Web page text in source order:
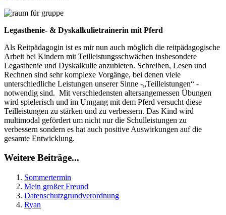
Legasthenie- & Dyskalkulietrainerin mit Pferd
Als Reitpädagogin ist es mir nun auch möglich die reitpädagogische
Arbeit bei Kindern mit Teilleistungsschwächen insbesondere
Legasthenie und Dyskalkulie anzubieten. Schreiben, Lesen und
Rechnen sind sehr komplexe Vorgänge, bei denen viele
unterschiedliche Leistungen unserer Sinne -„Teilleistungen“ -
notwendig sind. Mit verschiedensten altersangemessen Übungen
wird spielerisch und im Umgang mit dem Pferd versucht diese
Teilleistungen zu stärken und zu verbessern. Das Kind wird
multimodal gefördert um nicht nur die Schulleistungen zu
verbessern sondern es hat auch positive Auswirkungen auf die
gesamte Entwicklung.
Weitere Beiträge...
Sommertermin
Mein großer Freund
Datenschutzgrundverordnung
Ryan